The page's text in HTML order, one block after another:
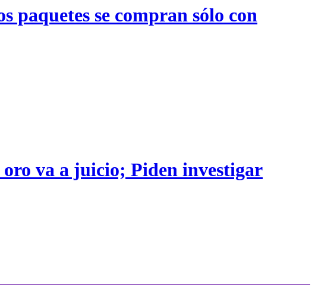
paquetes se compran sólo con
va a juicio; Piden investigar